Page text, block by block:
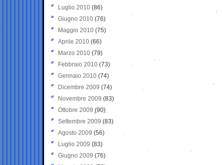
Luglio 2010 (86)
Giugno 2010 (76)
Maggio 2010 (75)
Aprile 2010 (66)
Marzo 2010 (79)
Febbraio 2010 (73)
Gennaio 2010 (74)
Dicembre 2009 (74)
Novembre 2009 (83)
Ottobre 2009 (90)
Settembre 2009 (83)
Agosto 2009 (56)
Luglio 2009 (83)
Giugno 2009 (76)